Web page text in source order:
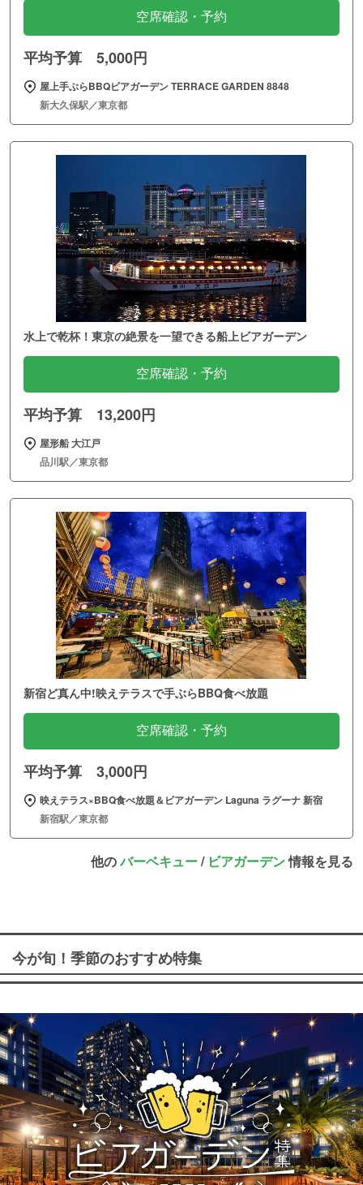
空席確認・予約
平均予算 5,000円
屋上手ぶらBBQビアガーデン TERRACE GARDEN 8848
新大久保駅／東京都
水上で乾杯！東京の絶景を一望できる船上ビアガーデン
空席確認・予約
平均予算 13,200円
屋形船 大江戸
品川駅／東京都
新宿ど真ん中!映えテラスで手ぶらBBQ食べ放題
空席確認・予約
平均予算 3,000円
映えテラス×BBQ食べ放題＆ビアガーデン Laguna ラグーナ 新宿
新宿駅／東京都
他のバーベキュー/ ビアガーデン情報を見る
今が旬！季節のおすすめ特集